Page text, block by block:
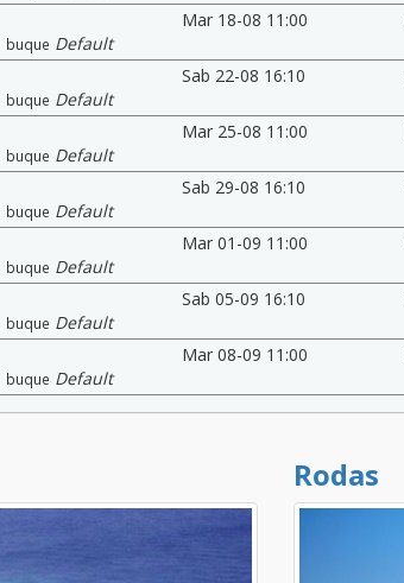
buque Default
Mar 18-08 11:00
buque Default
Sab 22-08 16:10
buque Default
Mar 25-08 11:00
buque Default
Sab 29-08 16:10
buque Default
Mar 01-09 11:00
buque Default
Sab 05-09 16:10
buque Default
Mar 08-09 11:00
Rodas